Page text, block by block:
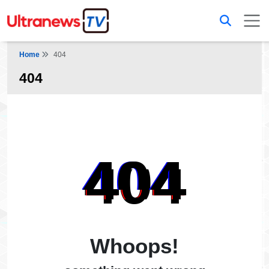
Home 404
404
404
Whoops!